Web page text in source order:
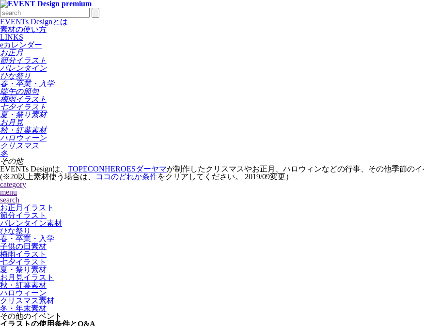
EVENTs Designとは
素材の使い方
LINKS
eカレンダー
お正月
節分イラスト
バレンタイン
ひな祭り
春・卒業・入学
端午の節句
梅雨イラスト
七夕イラスト
夏・祭り素材
お月見
秋・紅葉素材
ハロウィーン
クリスマス
冬
その他
EVENTs Designは、 TOPECONHEROESダーヤマが制作したクリスマスやお正月、ハロウィンなどの行事、その他季節の
(※20以上素材使う場合は、
ココのどれか条件をクリアしてください。 2019/09変更）
category
menu
search
お正月イラスト
節分イラスト
バレンタイン素材
ひな祭り
春・卒業・入学
子供の日素材
梅雨イラスト
七夕イラスト
夏・祭り素材
お月見イラスト
秋・紅葉素材
ハロウィーン
クリスマス素材
冬・年末素材
その他のイベント
イラストの使用条件とQ&A